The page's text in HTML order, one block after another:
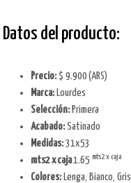
Datos del producto:
Precio: $ 9.900 (ARS)
Marca: Lourdes
Selección: Primera
Acabado: Satinado
Medidas: 31x53
mts2 x caja1.65 mts2 x caja
Colores: Lenga, Bianco, Gris